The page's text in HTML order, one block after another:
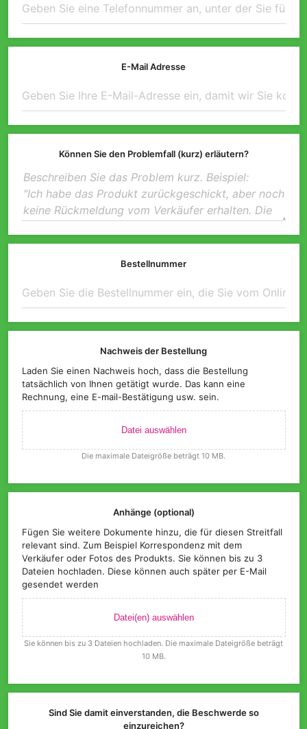
E-Mail Adresse
Können Sie den Problemfall (kurz) erläutern?
Bestellnummer
Nachweis der Bestellung
Laden Sie einen Nachweis hoch, dass die Bestellung
tatsächlich von Ihnen getätigt wurde. Das kann eine
Rechnung, eine E-mail-Bestätigung usw. sein.
Datei auswählen
Die maximale Dateigröße beträgt 10 MB.
Anhänge (optional)
Fügen Sie weitere Dokumente hinzu, die für diesen Streitfall
relevant sind. Zum Beispiel Korrespondenz mit dem
Verkäufer oder Fotos des Produkts. Sie können bis zu 3
Dateien hochladen. Diese können auch später per E-Mail
gesendet werden
Datei(en) auswählen
Sie können bis zu 3 Dateien hochladen. Die maximale Dateigröße beträgt
10 MB.
Sind Sie damit einverstanden, die Beschwerde so
einzureichen?